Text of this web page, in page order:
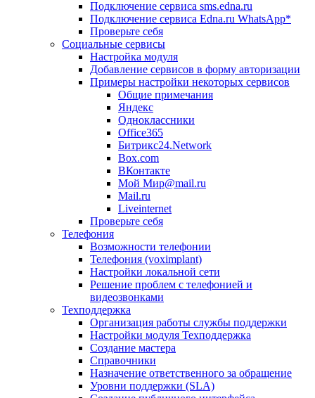
Подключение сервиса sms.edna.ru
Подключение сервиса Edna.ru WhatsApp*
Проверьте себя
Социальные сервисы
Настройка модуля
Добавление сервисов в форму авторизации
Примеры настройки некоторых сервисов
Общие примечания
Яндекс
Одноклассники
Office365
Битрикс24.Network
Box.com
ВКонтакте
Мой Мир@mail.ru
Mail.ru
Liveinternet
Проверьте себя
Телефония
Возможности телефонии
Телефония (voximplant)
Настройки локальной сети
Решение проблем с телефонией и
видеозвонками
Техподдержка
Организация работы службы поддержки
Настройки модуля Техподдержка
Создание мастера
Справочники
Назначение ответственного за обращение
Уровни поддержки (SLA)